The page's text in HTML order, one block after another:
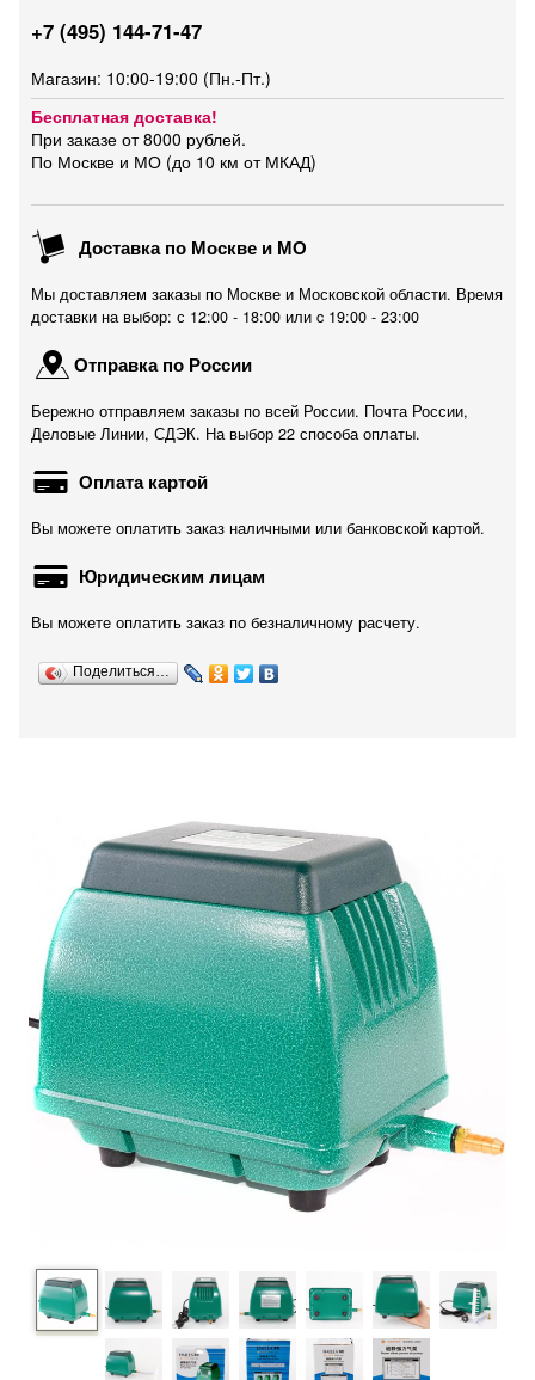
+7 (495) 144-71-47
Магазин: 10:00-19:00 (Пн.-Пт.)
Бесплатная доставка!
При заказе от 8000 рублей.
По Москве и МО (до 10 км от МКАД)
Доставка по Москве и МО
Мы доставляем заказы по Москве и Московской области. Время
доставки на выбор: с 12:00 - 18:00 или c 19:00 - 23:00
Отправка по России
Бережно отправляем заказы по всей России. Почта России,
Деловые Линии, СДЭК. На выбор 22 способа оплаты.
Оплата картой
Вы можете оплатить заказ наличными или банковской картой.
Юридическим лицам
Вы можете оплатить заказ по безналичному расчету.
Поделиться…